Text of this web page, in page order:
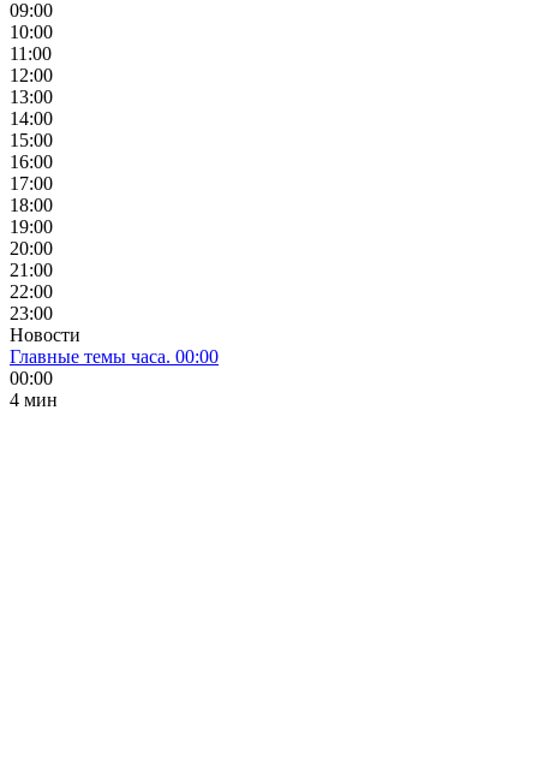
09:00
10:00
11:00
12:00
13:00
14:00
15:00
16:00
17:00
18:00
19:00
20:00
21:00
22:00
23:00
Новости
Главные темы часа. 00:00
00:00
4 мин